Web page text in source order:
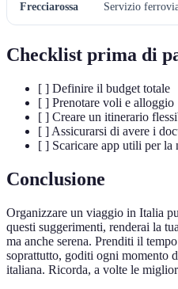
Frecciarossa Servizio
Checklist prima di
[ ] Definire il budget totale
[ ] Prenotare voli e alloggio
[ ] Creare un itinerario
[ ] Assicurarsi di avere i
[ ] Scaricare app utili per la
Conclusione
Organizzare un viaggio in Italia
questi suggerimenti, renderai la
ma anche serena. Prenditi il
soprattutto, goditi ogni momento
italiana. Ricorda, a volte le